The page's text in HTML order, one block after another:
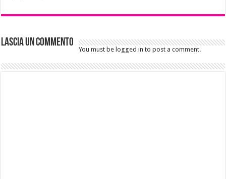
Lascia un commento
You must be logged in to post a comment.